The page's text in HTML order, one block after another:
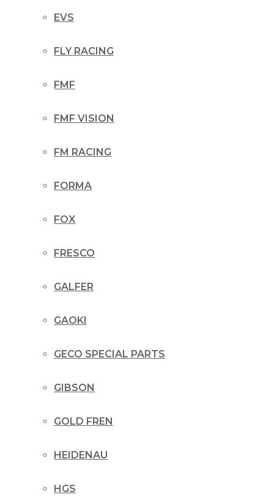
EVS
FLY RACING
FMF
FMF VISION
FM RACING
FORMA
FOX
FRESCO
GALFER
GAOKI
GECO SPECIAL PARTS
GIBSON
GOLD FREN
HEIDENAU
HGS